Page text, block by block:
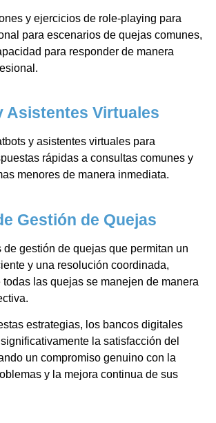
y ejercicios de role-playing para
para escenarios de quejas comunes,
para responder de manera
Asistentes Virtuales
y asistentes virtuales para
rápidas a consultas comunes y
menores de manera inmediata.
Gestión de Quejas
de gestión de quejas que permitan un
y una resolución coordinada,
las quejas se manejen de manera
estrategias, los bancos digitales
la satisfacción del
un compromiso genuino con la
y la mejora continua de sus